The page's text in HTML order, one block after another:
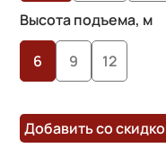
Высота подъема, м
6 9 12
Добавить со